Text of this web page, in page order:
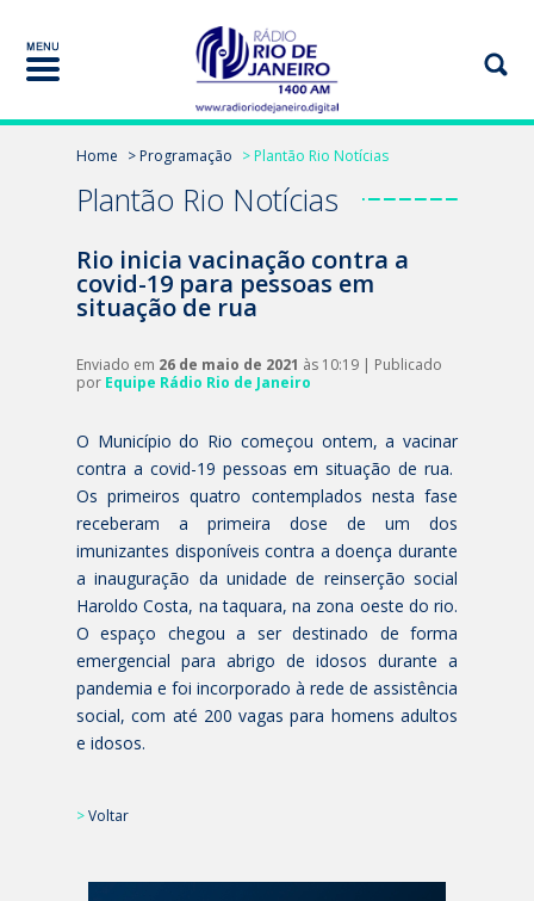
Home > Programação > Plantão Rio Notícias
Plantão Rio Notícias
Rio inicia vacinação contra a
covid-19 para pessoas em
situação de rua
Enviado em 26 de maio de 2021 às 10:19 | Publicado
por Equipe Rádio Rio de Janeiro
O Município do Rio começou ontem, a vacinar
contra a covid-19 pessoas em situação de rua.
Os primeiros quatro contemplados nesta fase
receberam a primeira dose de um dos
imunizantes disponíveis contra a doença durante
a inauguração da unidade de reinserção social
Haroldo Costa, na taquara, na zona oeste do rio.
O espaço chegou a ser destinado de forma
emergencial para abrigo de idosos durante a
pandemia e foi incorporado à rede de assistência
social, com até 200 vagas para homens adultos
e idosos.
>Voltar